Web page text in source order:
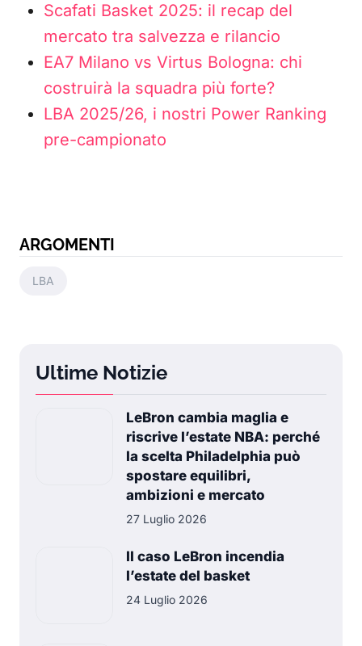
Scafati Basket 2025: il recap del
mercato tra salvezza e rilancio
EA7 Milano vs Virtus Bologna: chi
costruirà la squadra più forte?
LBA 2025/26, i nostri Power Ranking
pre-campionato
ARGOMENTI
LBA
Ultime Notizie
LeBron cambia maglia e
riscrive l’estate NBA: perché
la scelta Philadelphia può
spostare equilibri,
ambizioni e mercato
27 Luglio 2026
Il caso LeBron incendia
l’estate del basket
24 Luglio 2026